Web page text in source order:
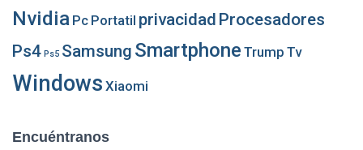
Nvidia Pc Portatil privacidad Procesadores
Ps4 Ps5 Samsung Smartphone Trump Tv
Windows Xiaomi
Encuéntranos